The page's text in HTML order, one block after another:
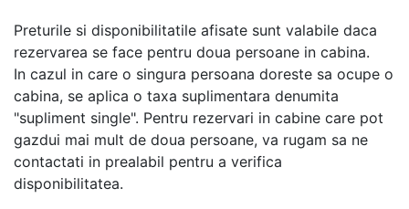
Preturile si disponibilitatile afisate sunt valabile daca
rezervarea se face pentru doua persoane in cabina.
In cazul in care o singura persoana doreste sa ocupe o
cabina, se aplica o taxa suplimentara denumita
"supliment single". Pentru rezervari in cabine care pot
gazdui mai mult de doua persoane, va rugam sa ne
contactati in prealabil pentru a verifica
disponibilitatea.